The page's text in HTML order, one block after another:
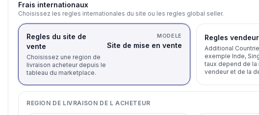
Frais internationaux
Choisissez les regles internationales du site ou les regles global seller.
Regles du site de
vente
Choisissez une region de
livraison acheteur depuis le
tableau du marketplace.
MODELE
Site de mise en vente
Regles
Additional
exemple Inde,
taux depend de la
vendeur et de la
REGION DE LIVRAISON DE L ACHETEUR